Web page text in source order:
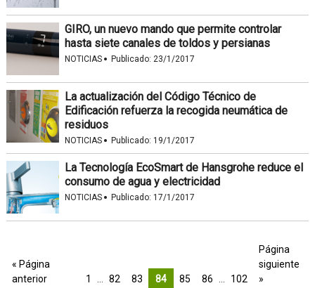
GIRO, un nuevo mando que permite controlar
hasta siete canales de toldos y persianas
NOTICIAS · Publicado: 23/1/2017
La actualización del Código Técnico de
Edificación refuerza la recogida neumática de
residuos
NOTICIAS · Publicado: 19/1/2017
La Tecnología EcoSmart de Hansgrohe reduce el
consumo de agua y electricidad
NOTICIAS · Publicado: 17/1/2017
« Página
anterior
1 82 83 84 85 86 102
Página
siguiente
»